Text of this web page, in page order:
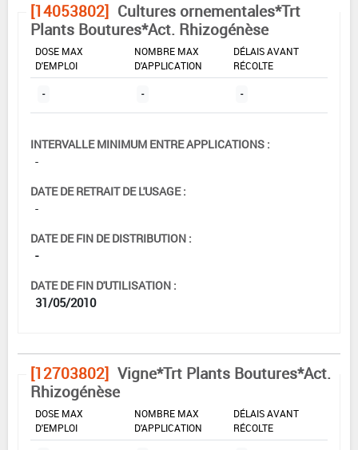
[14053802] Cultures ornementales*Trt
Plants Boutures*Act. Rhizogénèse
DOSE MAX
D'EMPLOI
NOMBRE MAX
D'APPLICATION
DÉLAIS AVANT
RÉCOLTE
- - -
INTERVALLE MINIMUM ENTRE APPLICATIONS :
-
DATE DE RETRAIT DE L'USAGE :
-
DATE DE FIN DE DISTRIBUTION :
-
DATE DE FIN D'UTILISATION :
31/05/2010
[12703802] Vigne*Trt Plants Boutures*Act.
Rhizogénèse
DOSE MAX
D'EMPLOI
NOMBRE MAX
D'APPLICATION
DÉLAIS AVANT
RÉCOLTE